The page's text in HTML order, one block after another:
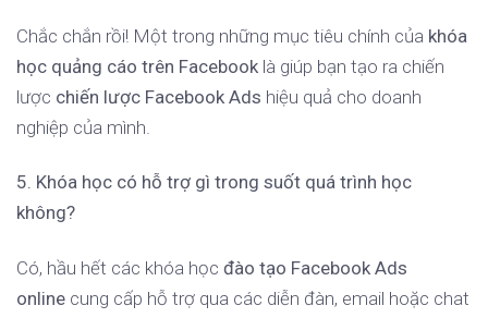
Chắc chắn rồi! Một trong những mục tiêu chính của khóa
học quảng cáo trên Facebook là giúp bạn tạo ra chiến
lược chiến lược Facebook Ads hiệu quả cho doanh
nghiệp của mình.
5. Khóa học có hỗ trợ gì trong suốt quá trình học
không?
Có, hầu hết các khóa học đào tạo Facebook Ads
online cung cấp hỗ trợ qua các diễn đàn, email hoặc chat